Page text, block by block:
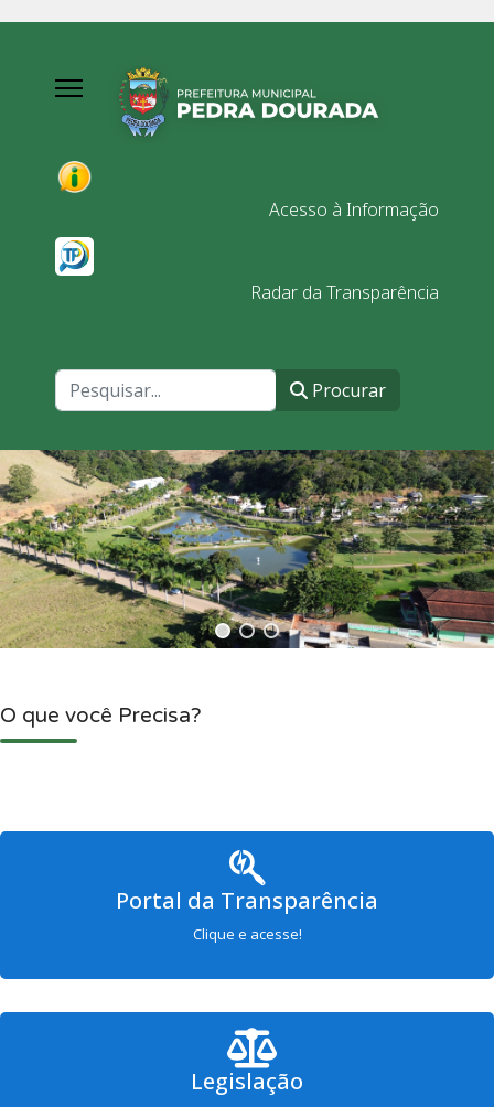
Acesso à Informação
Radar da Transparência
Procurar
O que você Precisa?
Portal da Transparência
Clique e acesse!
Legislação